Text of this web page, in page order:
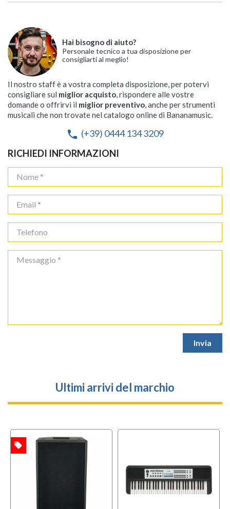
Hai bisogno di aiuto?
Personale tecnico a tua disposizione per
consigliarti al meglio!
Il nostro staff è a vostra completa disposizione, per potervi
consigliare sul miglior acquisto , rispondere alle vostre
domande o offrirvi il miglior preventivo , anche per strumenti
musicali che non trovate nel catalogo online di Bananamusic.
phone (+39) 0444 134 3209
RICHIEDI INFORMAZIONI
Ultimi arrivi del marchio
local_offer